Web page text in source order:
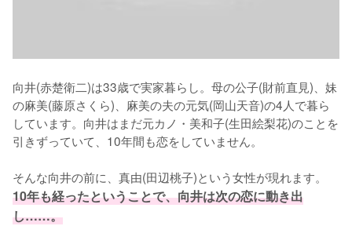
向井(赤楚衛二)は33歳で実家暮らし。母の公子(財前直見)、妹
の麻美(藤原さくら)、麻美の夫の元気(岡山天音)の4人で暮ら
しています。向井はまだ元カノ・美和子(生田絵梨花)のことを
引きずっていて、10年間も恋をしていません。
そんな向井の前に、真由(田辺桃子)という女性が現れます。
10年も経ったということで、向井は次の恋に動き出
し……。